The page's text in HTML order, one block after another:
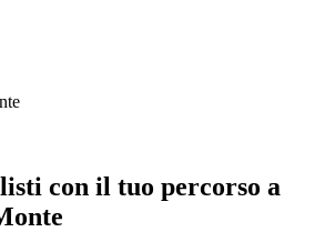
con il tuo percorso a